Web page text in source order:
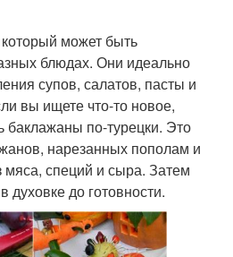
может быть
блюдах. Они идеально
супов, салатов, пасты и
вы ищете что-то новое,
баклажаны по-турецки. Это
нарезанных пополам и
специй и сыра. Затем
духовке до готовности.